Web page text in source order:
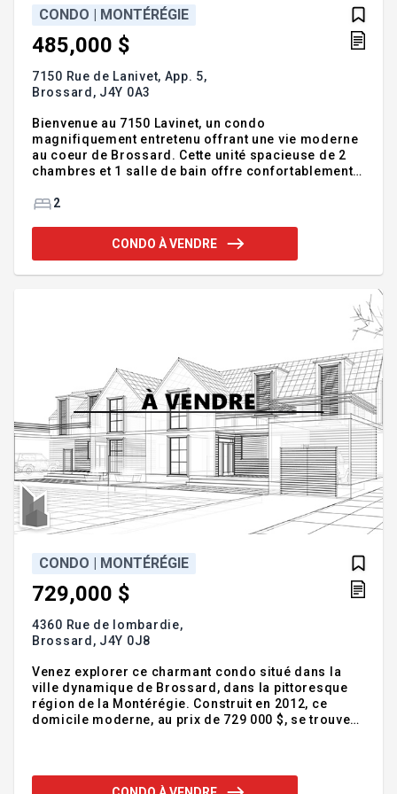
CONDO | MONTÉRÉGIE
485,000 $
7150 Rue de Lanivet, App. 5,
Brossard, J4Y 0A3
Bienvenue au 7150 Lavinet, un condo
magnifiquement entretenu offrant une vie moderne
au coeur de Brossard. Cette unité spacieuse de 2
chambres et 1 salle de bain offre confortablement
équipé avec tous les électroménagers essentiels,
extérieurs. Ce condo bénéficie d'un emplacement
privilégié avec un accès facile aux commodités
2
CONDO À VENDRE
CONDO | MONTÉRÉGIE
729,000 $
4360 Rue de lombardie,
Brossard, J4Y 0J8
Venez explorer ce charmant condo situé dans la
ville dynamique de Brossard, dans la pittoresque
région de la Montérégie. Construit en 2012, ce
domicile moderne, au prix de 729 000 $, se trouve
espace de vie élégant. Immergez-vous dans tout ce